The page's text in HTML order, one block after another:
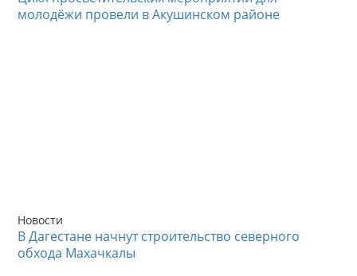
молодёжи провели в Акушинском районе
Новости
В Дагестане начнут строительство северного
обхода Махачкалы